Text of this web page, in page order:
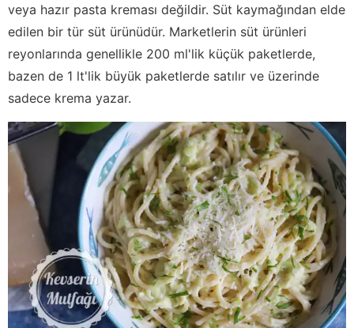
veya hazır pasta kreması değildir. Süt kaymağından elde
edilen bir tür süt ürünüdür. Marketlerin süt ürünleri
reyonlarında genellikle 200 ml'lik küçük paketlerde,
bazen de 1 lt'lik büyük paketlerde satılır ve üzerinde
sadece krema yazar.